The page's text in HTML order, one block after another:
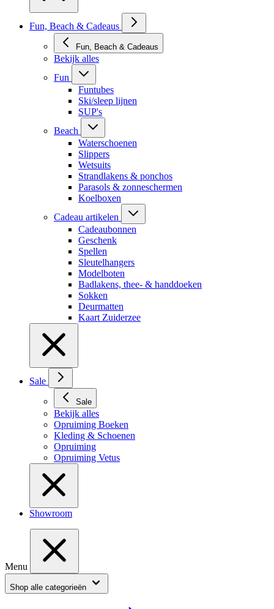
Fun, Beach & Cadeaus
Fun, Beach & Cadeaus
Bekijk alles
Fun
Funtubes
Ski/sleep lijnen
SUP's
Beach
Waterschoenen
Slippers
Wetsuits
Strandlakens & ponchos
Parasols & zonneschermen
Koelboxen
Cadeau artikelen
Cadeaubonnen
Geschenk
Spellen
Sleutelhangers
Modelboten
Badlakens, thee- & handdoeken
Sokken
Deurmatten
Kaart Zuiderzee
Sale
Sale
Bekijk alles
Opruiming Boeken
Kleding & Schoenen
Opruiming
Opruiming Vetus
Showroom
Menu
Shop alle categorieën